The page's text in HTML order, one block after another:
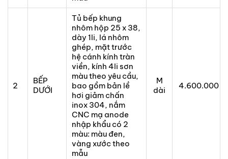
2
BẾP
DƯỚI
Tủ bếp khung
nhôm hộp 25 x 38,
dày 1li, lá nhôm
ghép, mặt trước
hệ cánh kính tràn
viền, kính 4li sơn
màu theo yêu cầu,
bao gồm bản lề
hơi giảm chấn
inox 304, nắm
CNC mạ anode
nhập khẩu có 2
màu: màu đen,
vàng xước theo
mẫu
M
dài
4.600.000